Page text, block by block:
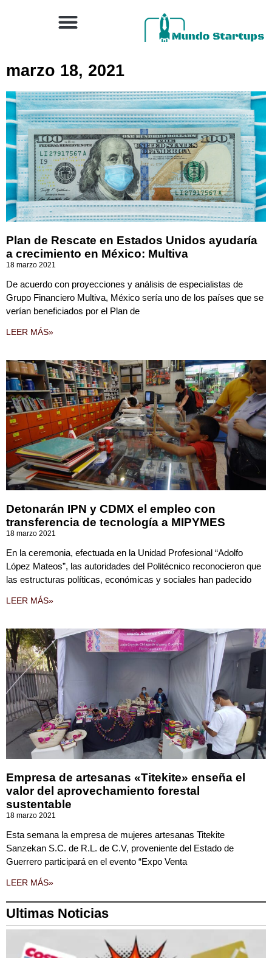
marzo 18, 2021
Plan de Rescate en Estados Unidos ayudaría
a crecimiento en México: Multiva
18 marzo 2021
De acuerdo con proyecciones y análisis de especialistas de
Grupo Financiero Multiva, México sería uno de los países que se
verían beneficiados por el Plan de
LEER MÁS»
Detonarán IPN y CDMX el empleo con
transferencia de tecnología a MIPYMES
18 marzo 2021
En la ceremonia, efectuada en la Unidad Profesional “Adolfo
López Mateos”, las autoridades del Politécnico reconocieron que
las estructuras políticas, económicas y sociales han padecido
LEER MÁS»
Empresa de artesanas «Titekite» enseña el
valor del aprovechamiento forestal
sustentable
18 marzo 2021
Esta semana la empresa de mujeres artesanas Titekite
Sanzekan S.C. de R.L. de C.V, proveniente del Estado de
Guerrero participará en el evento “Expo Venta
LEER MÁS»
Ultimas Noticias